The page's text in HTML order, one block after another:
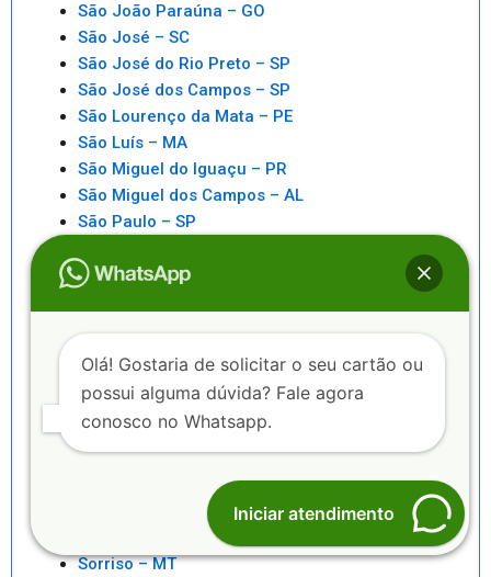
São João Paraúna – GO
São José – SC
São José do Rio Preto – SP
São José dos Campos – SP
São Lourenço da Mata – PE
São Luís – MA
São Miguel do Iguaçu – PR
São Miguel dos Campos – AL
São Paulo – SP
São Sebastiao – SP
Senhor do Bonfim – BA
Serra – ES
Serrinha – BA
Sete Lagoas – MG
Sorriso – MT
Olá! Gostaria de solicitar o seu cartão ou
possui alguma dúvida? Fale agora
conosco no Whatsapp.
Iniciar atendimento